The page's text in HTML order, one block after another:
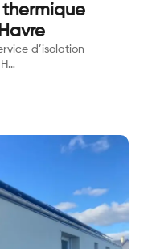
d’isolation